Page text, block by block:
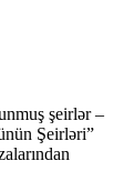
şeirlər –
Şeirləri”